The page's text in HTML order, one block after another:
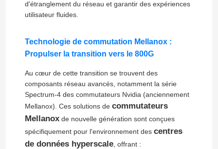
d'étranglement du réseau et garantir des expériences
utilisateur fluides.
Technologie de commutation Mellanox :
Propulser la transition vers le 800G
Au cœur de cette transition se trouvent des
composants réseau avancés, notamment la série
Spectrum-4 des commutateurs Nvidia (anciennement
Mellanox). Ces solutions de commutateurs
Mellanoxde nouvelle génération sont conçues
spécifiquement pour l'environnement des centres
de données hyperscale, offrant :